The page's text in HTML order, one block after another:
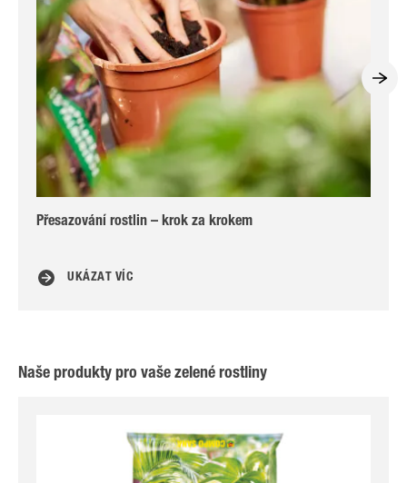
Přesazování rostlin – krok za krokem
UKÁZAT VÍC
Naše produkty pro vaše zelené rostliny